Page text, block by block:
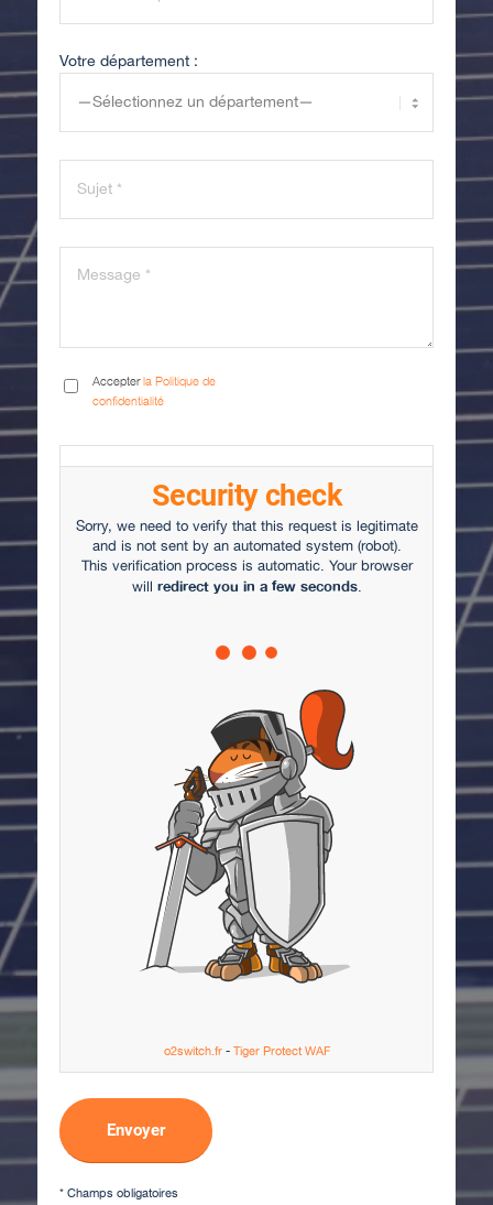
Votre département :
Accepterla Politique de
confidentialité
Security check
Sorry, we need to verify that this request is legitimate
and is not sent by an automated system (robot).
This verification process is automatic. Your browser
will redirect you in a few seconds.
o2switch.fr-Tiger Protect WAF
* Champs obligatoires